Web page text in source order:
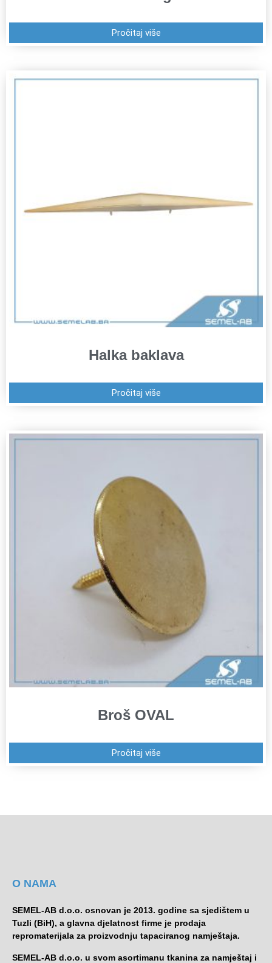
Pročitaj više
Halka baklava
Pročitaj više
Broš OVAL
Pročitaj više
O NAMA
SEMEL-AB d.o.o. osnovan je 2013. godine sa sjedištem u
Tuzli (BiH), a glavna djelatnost firme je prodaja
repromaterijala za proizvodnju tapaciranog namještaja.
SEMEL-AB d.o.o. u svom asortimanu tkanina za namještaj i